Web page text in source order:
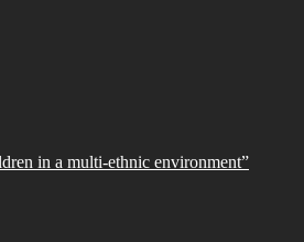
in a multi-ethnic environment”